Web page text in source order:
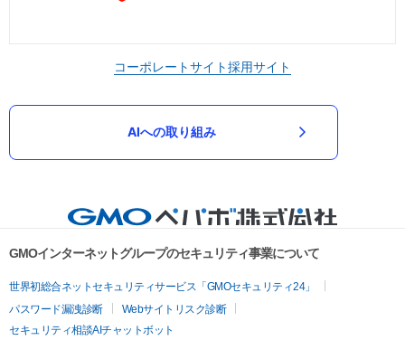
コーポレートサイト採用サイト
AIへの取り組み
GMOインターネットグループのセキュリティ事業について
世界初総合ネットセキュリティサービス「GMOセキュリティ24」
パスワード漏洩診断
Webサイトリスク診断
セキュリティ相談AIチャットボット